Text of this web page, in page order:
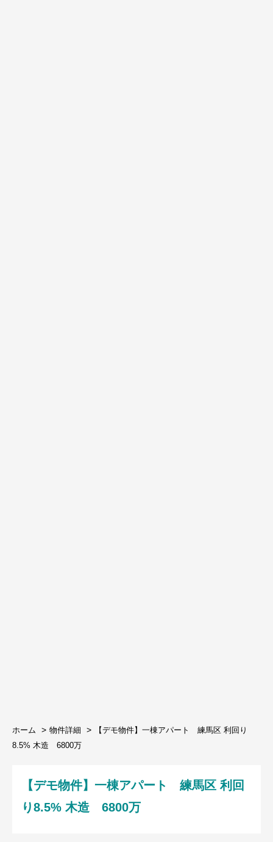
ホーム 物件詳細
【デモ物件】一棟アパート 練馬区 利回り
8.5% 木造 6800万
【デモ物件】一棟アパート 練馬区 利回
り8.5% 木造 6800万